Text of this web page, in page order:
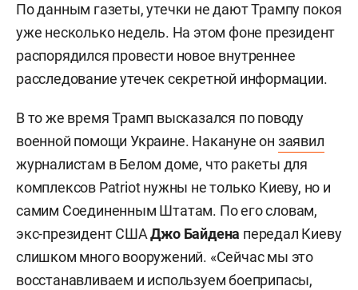
По данным газеты, утечки не дают Трампу покоя
уже несколько недель. На этом фоне президент
распорядился провести новое внутреннее
расследование утечек секретной информации.
В то же время Трамп высказался по поводу
военной помощи Украине. Накануне он заявил
журналистам в Белом доме, что ракеты для
комплексов Patriot нужны не только Киеву, но и
самим Соединенным Штатам. По его словам,
экс-президент СШАДжо Байдена передал Киеву
слишком много вооружений. «Сейчас мы это
восстанавливаем и используем боеприпасы,